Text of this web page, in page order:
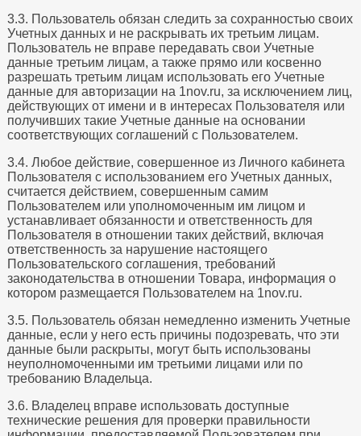
3.3. Пользователь обязан следить за сохранностью своих
Учетных данных и не раскрывать их третьим лицам.
Пользователь не вправе передавать свои Учетные
данные третьим лицам, а также прямо или косвенно
разрешать третьим лицам использовать его Учетные
данные для авторизации на 1nov.ru, за исключением лиц,
действующих от имени и в интересах Пользователя или
получивших такие Учетные данные на основании
соответствующих соглашений с Пользователем.
3.4. Любое действие, совершенное из Личного кабинета
Пользователя с использованием его Учетных данных,
считается действием, совершенным самим
Пользователем или уполномоченным им лицом и
устанавливает обязанности и ответственность для
Пользователя в отношении таких действий, включая
ответственность за нарушение настоящего
Пользовательского соглашения, требований
законодательства в отношении Товара, информация о
котором размещается Пользователем на 1nov.ru.
3.5. Пользователь обязан немедленно изменить Учетные
данные, если у него есть причины подозревать, что эти
данные были раскрыты, могут быть использованы
неуполномоченными им третьими лицами или по
требованию Владельца.
3.6. Владелец вправе использовать доступные
технические решения для проверки правильности